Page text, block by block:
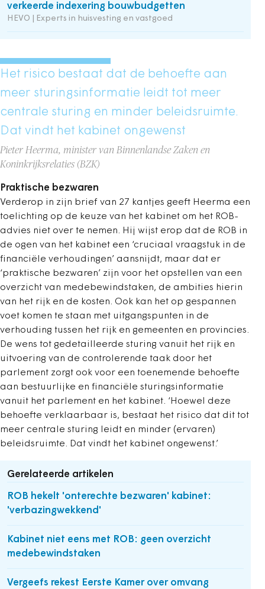
verkeerde indexering bouwbudgetten
HEVO | Experts in huisvesting en vastgoed
Het risico bestaat dat de behoefte aan
meer sturingsinformatie leidt tot meer
centrale sturing en minder beleidsruimte.
Dat vindt het kabinet ongewenst
Pieter Heerma, minister van Binnenlandse Zaken en
Koninkrijksrelaties (BZK)
Praktische bezwaren
Verderop in zijn brief van 27 kantjes geeft Heerma een
toelichting op de keuze van het kabinet om het ROB-
advies niet over te nemen. Hij wijst erop dat de ROB in
de ogen van het kabinet een ‘cruciaal vraagstuk in de
financiële verhoudingen’ aansnijdt, maar dat er
‘praktische bezwaren’ zijn voor het opstellen van een
overzicht van medebewindstaken, de ambities hierin
van het rijk en de kosten. Ook kan het op gespannen
voet komen te staan met uitgangspunten in de
verhouding tussen het rijk en gemeenten en provincies.
De wens tot gedetailleerde sturing vanuit het rijk en
uitvoering van de controlerende taak door het
parlement zorgt ook voor een toenemende behoefte
aan bestuurlijke en financiële sturingsinformatie
vanuit het parlement en het kabinet. ‘Hoewel deze
behoefte verklaarbaar is, bestaat het risico dat dit tot
meer centrale sturing leidt en minder (ervaren)
beleidsruimte. Dat vindt het kabinet ongewenst.’
Gerelateerde artikelen
ROB hekelt 'onterechte bezwaren' kabinet:
'verbazingwekkend'
Kabinet niet eens met ROB: geen overzicht
medebewindstaken
Vergeefs rekest Eerste Kamer over omvang